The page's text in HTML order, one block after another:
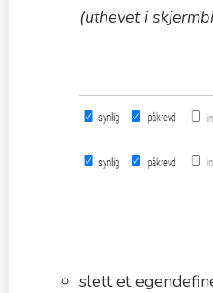
(uthevet i
slett et